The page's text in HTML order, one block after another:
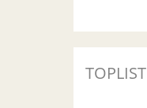
TOPLIST